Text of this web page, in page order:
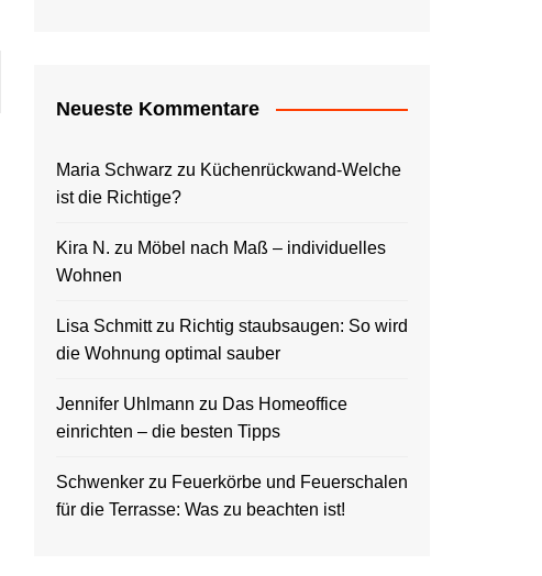
Neueste Kommentare
Maria Schwarz zu Küchenrückwand-Welche
ist die Richtige?
Kira N. zu Möbel nach Maß – individuelles
Wohnen
Lisa Schmittzu Richtig staubsaugen: So wird
die Wohnung optimal sauber
Jennifer Uhlmann zu Das Homeoffice
einrichten – die besten Tipps
Schwenker zu Feuerkörbe und Feuerschalen
für die Terrasse: Was zu beachten ist!